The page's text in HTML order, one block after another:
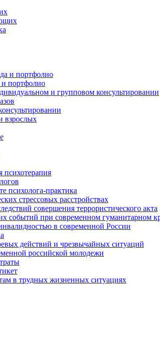
и портфолио
и портфолио
и групповом консультировании
взрослых
психотерапия
психолога-практика
стрессовых расстройствах
совершения террористического акта
событий при современном гуманитарном
в современной России
действий и чрезвычайных ситуаций
российской молодежи
в трудных жизненных ситуациях